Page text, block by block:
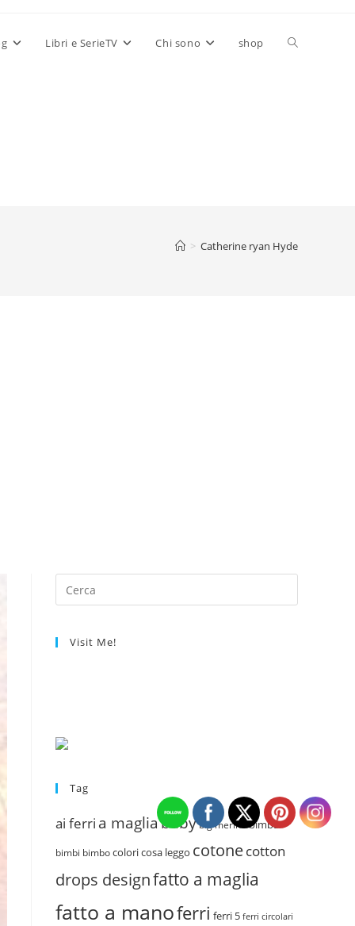
Libri e SerieTV Chi sono shop Attiva/
> Catherine ryan Hyde
Visit Me!
Tag
ai ferri a magliababybig merino bimba
bimbi bimbocoloricosa leggo cotonecotton
drops designfatto a maglia
fatto a manoferri ferri 5 ferri circolari